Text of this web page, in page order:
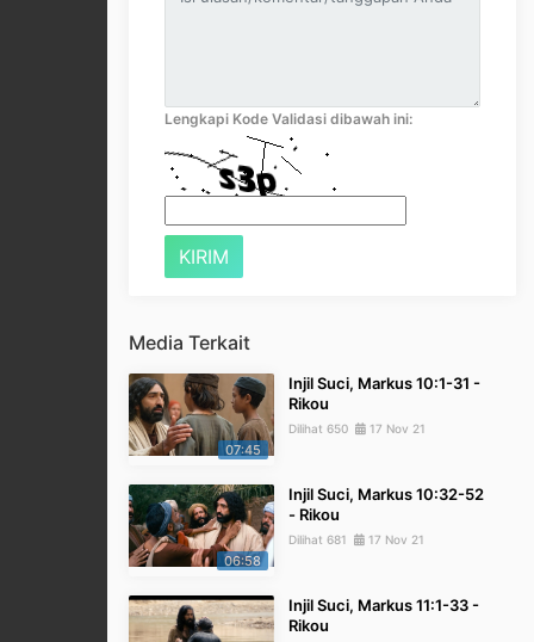
Lengkapi Kode Validasi dibawah ini:
Media Terkait
07:45
Injil Suci, Markus 10:1-31 -
Rikou
Dilihat 650 17 Nov 21
06:58
Injil Suci, Markus 10:32-52
- Rikou
Dilihat 681 17 Nov 21
Injil Suci, Markus 11:1-33 -
Rikou